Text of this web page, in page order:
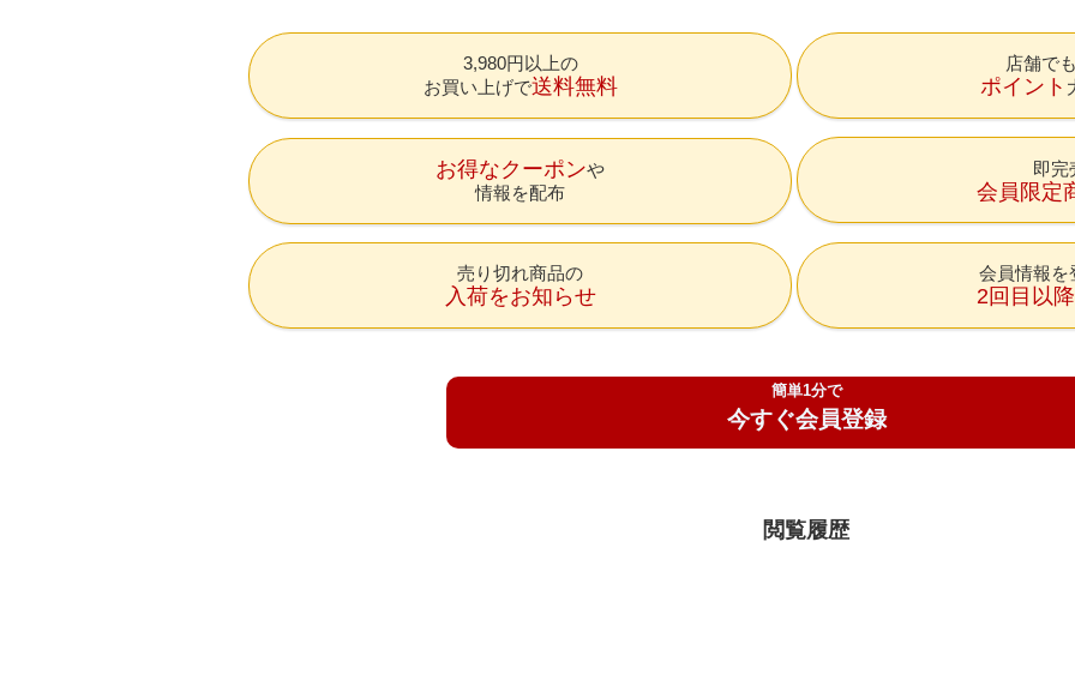
3,980円以上の
お買い上げで送料無料
店舗で
ポイント
お得なクーポン
情報を配布
即完
会員限定
売り切れ商品の
入荷をお知らせ
会員情報を
2回目以
簡単1分で
今すぐ会員登録
閲覧履歴